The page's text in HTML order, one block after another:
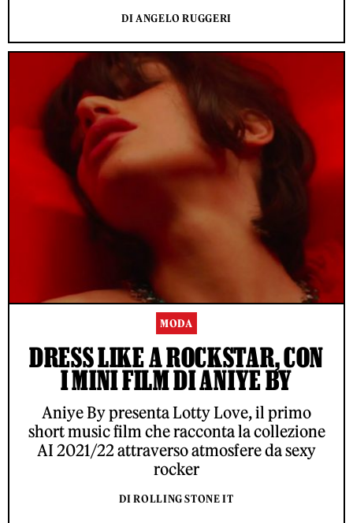
DI ANGELO RUGGERI
MODA
DRESS LIKE A ROCKSTAR, CON
I MINI FILM DI ANIYE BY
Aniye By presenta Lotty Love, il primo
short music film che racconta la collezione
AI 2021/22 attraverso atmosfere da sexy
rocker
DI ROLLING STONE IT